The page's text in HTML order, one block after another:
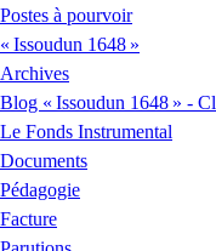
Postes à pourvoir
« Issoudun 1648 »
Archives
Blog « Issoudun 1648 » -
Le Fonds Instrumental
Documents
Pédagogie
Facture